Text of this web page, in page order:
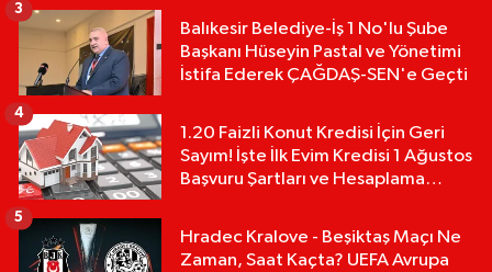
Balıkesir Belediye-İş 1 No'lu Şube
Başkanı Hüseyin Pastal ve Yönetimi
İstifa Ederek ÇAĞDAŞ-SEN'e Geçti
3
1.20 Faizli Konut Kredisi İçin Geri
Sayım! İşte İlk Evim Kredisi 1 Ağustos
Başvuru Şartları ve Hesaplama
4
Hradec Kralove - Beşiktaş Maçı Ne
Zaman, Saat Kaçta? UEFA Avrupa
5